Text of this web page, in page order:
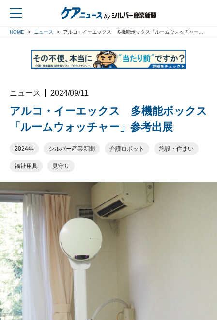
HOME ニュース アルコ・イーエックス 多機能ボックス「ルームウォッチャー」参考出展
ニュース 2024/09/11
アルコ・イーエックス 多機能ボックス
「ルームウォッチャー」参考出展
2024年 シルバー産業新聞 介護ロボット 施設・住まい
福祉用具 見守り